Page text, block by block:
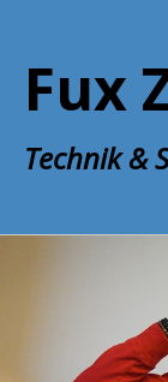
springen
Fux
Technik &